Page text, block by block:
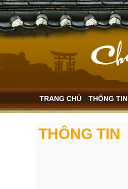
TRANG CHỦ THÔNG TIN
THÔNG TIN